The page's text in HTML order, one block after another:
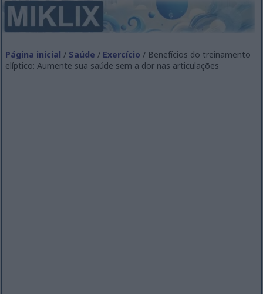
Página inicial / Saúde / Exercício / Benefícios do treinamento
elíptico: Aumente sua saúde sem a dor nas articulações